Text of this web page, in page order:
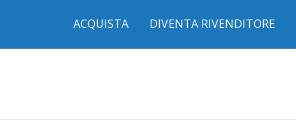
ACQUISTA DIVENTA RIVENDITORE